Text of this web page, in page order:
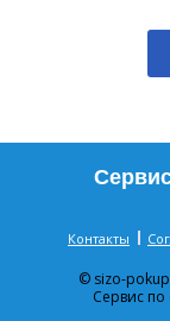
Контакты
© sizo-
Сервис